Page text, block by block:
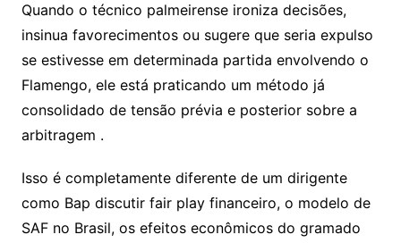
Quando o técnico palmeirense ironiza decisões,
insinua favorecimentos ou sugere que seria expulso
se estivesse em determinada partida envolvendo o
Flamengo, ele está praticando um método já
consolidado de tensão prévia e posterior sobre a
arbitragem .
Isso é completamente diferente de um dirigente
como Bap discutir fair play financeiro, o modelo de
SAF no Brasil, os efeitos econômicos do gramado